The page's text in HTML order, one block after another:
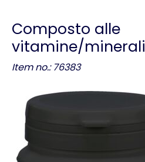
Composto alle
vitamine/minerali
Item no.: 76383